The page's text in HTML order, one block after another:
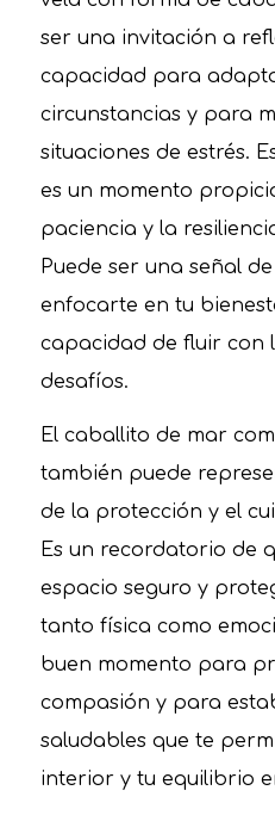
ser una invitación a
capacidad para
circunstancias y para
situaciones de estrés.
es un momento
paciencia y la
Puede ser una señal
enfocarte en tu
capacidad de fluir con
desafíos.
El caballito de mar
también puede
de la protección y el
Es un recordatorio de
espacio seguro y
tanto física como
buen momento para
compasión y para
saludables que te
interior y tu equilibrio